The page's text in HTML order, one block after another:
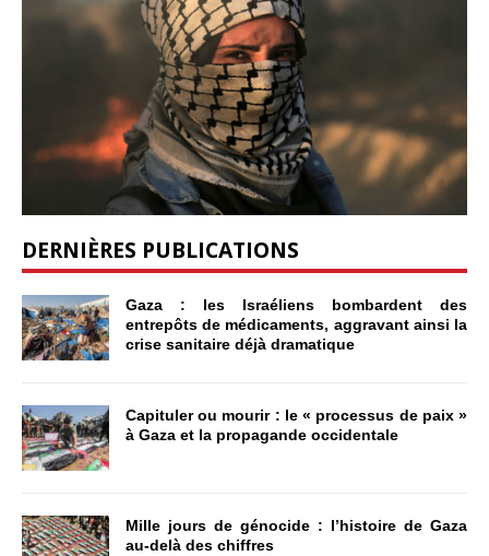
DERNIÈRES PUBLICATIONS
Gaza : les Israéliens bombardent des
entrepôts de médicaments, aggravant ainsi la
crise sanitaire déjà dramatique
Capituler ou mourir : le « processus de paix »
à Gaza et la propagande occidentale
Mille jours de génocide : l’histoire de Gaza
au-delà des chiffres